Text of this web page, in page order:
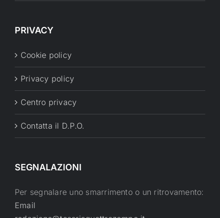
PRIVACY
Cookie policy
Privacy policy
Centro privacy
Contatta il D.P.O.
SEGNALAZIONI
Per segnalare uno smarrimento o un ritrovamento:
Email